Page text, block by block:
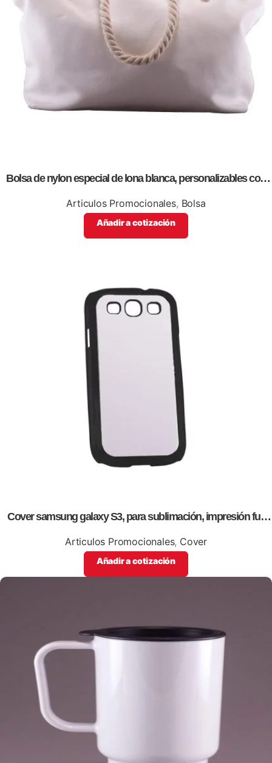
Bolsa de nylon especial de lona blanca, personalizables con
Articulos Promocionales, Bolsa
Añadir a cotización
Cover samsung galaxy S3, para sublimación, impresión full
Articulos Promocionales, Cover
Añadir a cotización